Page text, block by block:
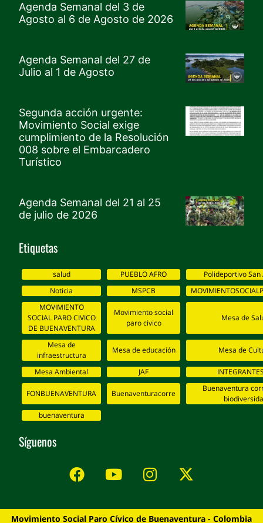
Agenda Semanal del 3 de
Agosto al 6 de Agosto de 2026
Agenda Semanal del 27 de
Julio al 1 de Agosto
Segunda acción urgente:
Movimiento Social exige
cumplimiento de la Resolución
008 sobre el Embarcadero
Turístico
Agenda Semanal del 21 al 25
de julio de 2026
Etiquetas
salud PUEBLO AFRO
Polideportivo
Noticia
MSPCB
MOVIMIENTO
SOCIAL PARO CIVICO
DE BUENAVENTURA
Movimiento social
paro civico
Mesa de
Mesa de
infraestructura
Mesa de educación Mesa de
Mesa Ambiental JAF
FONBUENAVENTURA Buenaventuracorre
Buenaventura
buenaventura
Síguenos
Movimiento Social Paro Cívico de Buenaventura - Colombia